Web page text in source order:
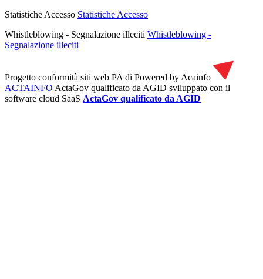
Statistiche Accesso Statistiche Accesso
Whistleblowing - Segnalazione illeciti Whistleblowing -
Segnalazione illeciti
Progetto conformità siti web PA di Powered by Acainfo
ACTAINFO ActaGov qualificato da AGID sviluppato con il
software cloud SaaS ActaGov qualificato da AGID